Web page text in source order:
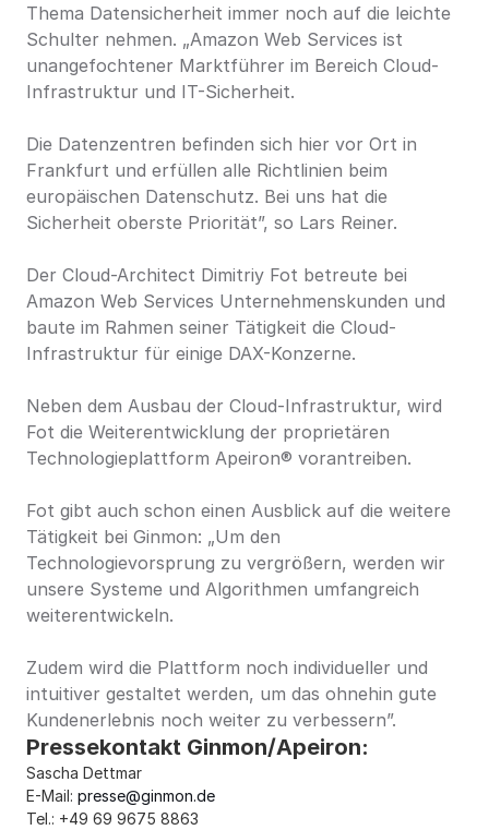
Thema Datensicherheit immer noch auf die leichte
Schulter nehmen. „Amazon Web Services ist
unangefochtener Marktführer im Bereich Cloud-
Infrastruktur und IT-Sicherheit.
Die Datenzentren befinden sich hier vor Ort in
Frankfurt und erfüllen alle Richtlinien beim
europäischen Datenschutz. Bei uns hat die
Sicherheit oberste Priorität”, so Lars Reiner.
Der Cloud-Architect Dimitriy Fot betreute bei
Amazon Web Services Unternehmenskunden und
baute im Rahmen seiner Tätigkeit die Cloud-
Infrastruktur für einige DAX-Konzerne.
Neben dem Ausbau der Cloud-Infrastruktur, wird
Fot die Weiterentwicklung der proprietären
Technologieplattform Apeiron® vorantreiben.
Fot gibt auch schon einen Ausblick auf die weitere
Tätigkeit bei Ginmon: „Um den
Technologievorsprung zu vergrößern, werden wir
unsere Systeme und Algorithmen umfangreich
weiterentwickeln.
Zudem wird die Plattform noch individueller und
intuitiver gestaltet werden, um das ohnehin gute
Kundenerlebnis noch weiter zu verbessern”.
Pressekontakt Ginmon/Apeiron:
Sascha Dettmar
E-Mail: presse@ginmon.de
Tel.: +49 69 9675 8863